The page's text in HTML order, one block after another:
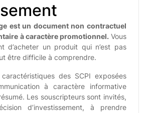
est un document non contractuel
à caractère promotionnel. Vous
d’acheter un produit qui n’est pas
être difficile à comprendre.
des SCPI exposées
à caractère informative
Les souscripteurs sont invités,
d’investissement, à prendre